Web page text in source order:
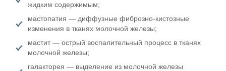
жидким содержимым;
мастопатия — диффузные фиброзно-кистозные
изменения в тканях молочной железы;
мастит — острый воспалительный процесс в тканях
молочной железы;
галакторея — выделение из молочной железы